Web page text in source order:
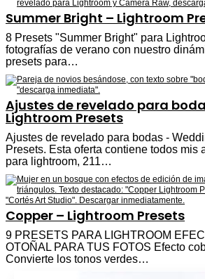
Summer Bright – Lightroom
8 Presets "Summer Bright" para
fotografías de verano con nuestro
presets para…
Ajustes de revelado para
Lightroom Presets
Ajustes de revelado para bodas -
Presets. Esta oferta contiene todos mis
para lightroom, 211…
Copper – Lightroom Presets
9 PRESETS PARA LIGHTROOM
OTOÑAL PARA TUS FOTOS Efecto
Convierte los tonos verdes…